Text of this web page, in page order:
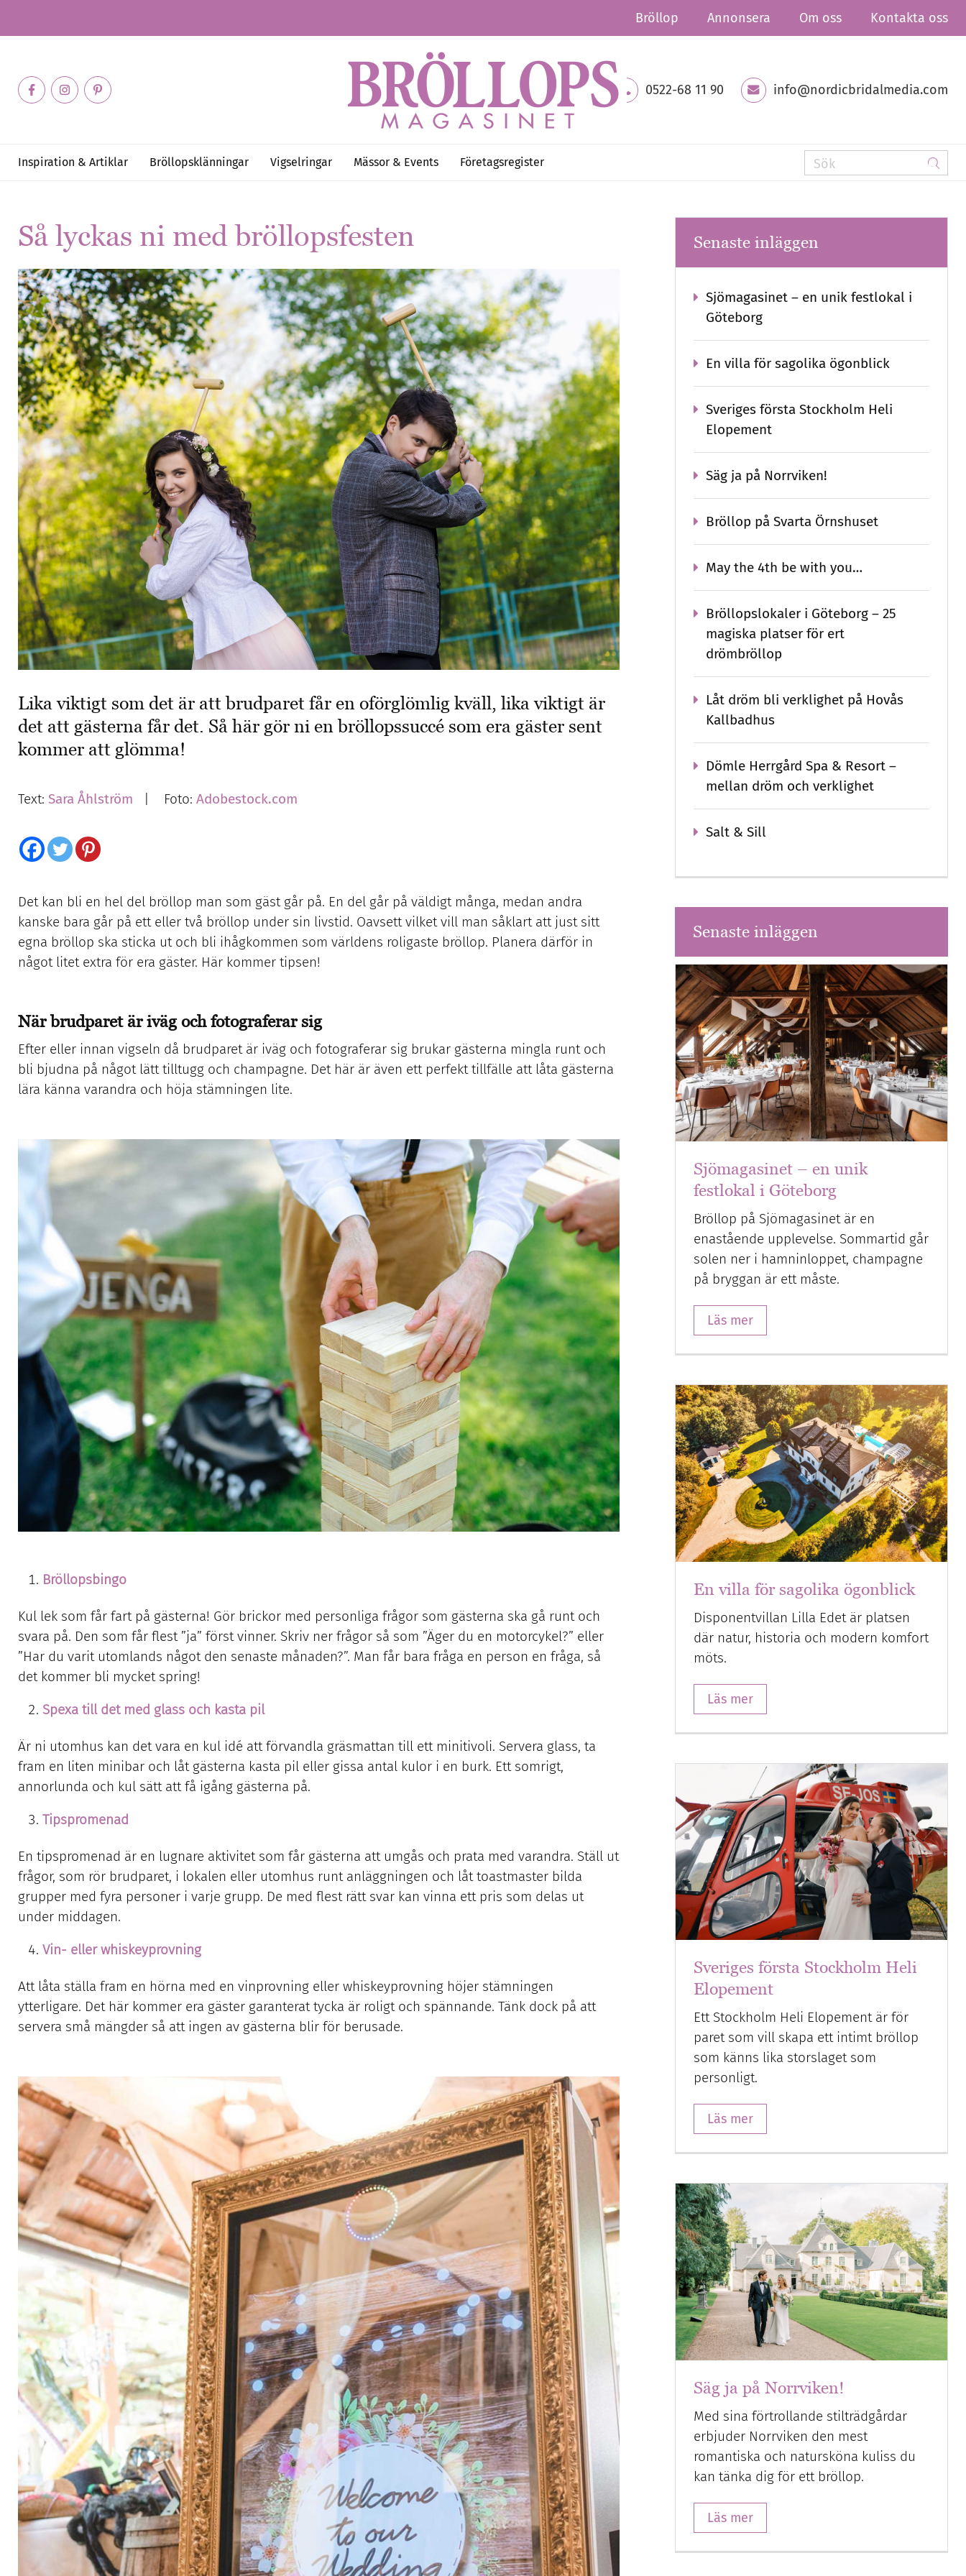
Bröllop Annonsera Om oss Kontakta oss
0522-68 11 90 info@nordicbridalmedia.com
Inspiration & Artiklar Bröllopsklänningar Vigselringar Mässor & Events Företagsregister
Så lyckas ni med bröllopsfesten
Lika viktigt som det är att brudparet får en oförglömlig kväll, lika viktigt är
det att gästerna får det. Så här gör ni en bröllopssuccé som era gäster sent
kommer att glömma!
Text: Sara Åhlström | Foto: Adobestock.com
Det kan bli en hel del bröllop man som gäst går på. En del går på väldigt många, medan andra
kanske bara går på ett eller två bröllop under sin livstid. Oavsett vilket vill man såklart att just sitt
egna bröllop ska sticka ut och bli ihågkommen som världens roligaste bröllop. Planera därför in
något litet extra för era gäster. Här kommer tipsen!
När brudparet är iväg och fotograferar sig
Efter eller innan vigseln då brudparet är iväg och fotograferar sig brukar gästerna mingla runt och
bli bjudna på något lätt tilltugg och champagne. Det här är även ett perfekt tillfälle att låta gästerna
lära känna varandra och höja stämningen lite.
Bröllopsbingo
Kul lek som får fart på gästerna! Gör brickor med personliga frågor som gästerna ska gå runt och
svara på. Den som får flest ”ja” först vinner. Skriv ner frågor så som ”Äger du en motorcykel?” eller
”Har du varit utomlands något den senaste månaden?”. Man får bara fråga en person en fråga, så
det kommer bli mycket spring!
Spexa till det med glass och kasta pil
Är ni utomhus kan det vara en kul idé att förvandla gräsmattan till ett minitivoli. Servera glass, ta
fram en liten minibar och låt gästerna kasta pil eller gissa antal kulor i en burk. Ett somrigt,
annorlunda och kul sätt att få igång gästerna på.
Tipspromenad
En tipspromenad är en lugnare aktivitet som får gästerna att umgås och prata med varandra. Ställ ut
frågor, som rör brudparet, i lokalen eller utomhus runt anläggningen och låt toastmaster bilda
grupper med fyra personer i varje grupp. De med flest rätt svar kan vinna ett pris som delas ut
under middagen.
Vin- eller whiskeyprovning
Att låta ställa fram en hörna med en vinprovning eller whiskeyprovning höjer stämningen
ytterligare. Det här kommer era gäster garanterat tycka är roligt och spännande. Tänk dock på att
servera små mängder så att ingen av gästerna blir för berusade.
Senaste inläggen
Sjömagasinet – en unik festlokal i
Göteborg
En villa för sagolika ögonblick
Sveriges första Stockholm Heli
Elopement
Säg ja på Norrviken!
Bröllop på Svarta Örnshuset
May the 4th be with you…
Bröllopslokaler i Göteborg – 25
magiska platser för ert
drömbröllop
Låt dröm bli verklighet på Hovås
Kallbadhus
Dömle Herrgård Spa & Resort –
mellan dröm och verklighet
Salt & Sill
Senaste inläggen
Sjömagasinet – en unik
festlokal i Göteborg
Bröllop på Sjömagasinet är en
enastående upplevelse. Sommartid går
solen ner i hamninloppet, champagne
på bryggan är ett måste.
Läs mer
En villa för sagolika ögonblick
Disponentvillan Lilla Edet är platsen
där natur, historia och modern komfort
möts.
Läs mer
Sveriges första Stockholm Heli
Elopement
Ett Stockholm Heli Elopement är för
paret som vill skapa ett intimt bröllop
som känns lika storslaget som
personligt.
Läs mer
Säg ja på Norrviken!
Med sina förtrollande stilträdgårdar
erbjuder Norrviken den mest
romantiska och natursköna kuliss du
kan tänka dig för ett bröllop.
Läs mer